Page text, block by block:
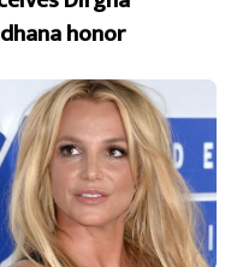
honor